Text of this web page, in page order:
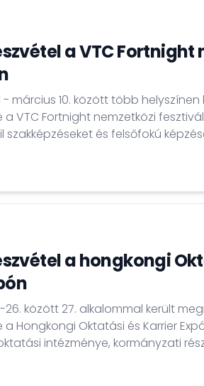
a VTC Fortnight
- március 10. között több helyszínen
a VTC Fortnight nemzetközi
szakképzéseket és felsőfokú
vesz részt nappali- és majd
játékokkal várta az...
a hongkongi
26. között 27. alkalommal került
Oktatási és Karrier Expó. Az
intézménye, kormányzati
hallgatókat, illetve